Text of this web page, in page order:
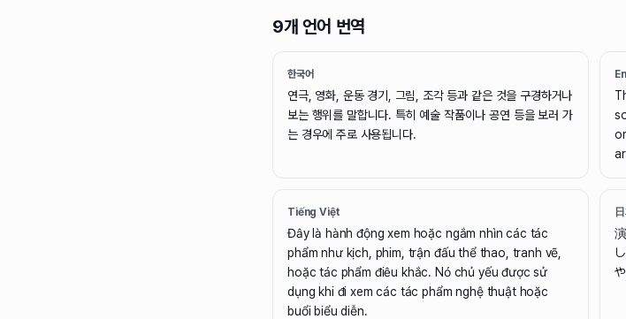
9개 언어 번역
한국어
연극, 영화, 운동 경기, 그림, 조각 등과 같은 것을 구경하거나
보는 행위를 말합니다. 특히 예술 작품이나 공연 등을 보러 가
는 경우에 주로 사용됩니다.
Tiếng Việt
Đây là hành động xem hoặc ngắm nhìn các tác
phẩm như kịch, phim, trận đấu thể thao, tranh vẽ,
hoặc tác phẩm điêu khắc. Nó chủ yếu được sử
dụng khi đi xem các tác phẩm nghệ thuật hoặc
buổi biểu diễn.